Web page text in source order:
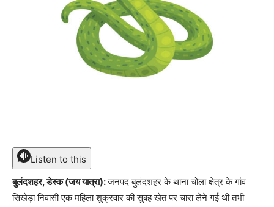
Listen to this
बुलंदशहर, डेस्क (जय यात्रा):जनपद बुलंदशहर के थाना चोला क्षेत्र के गांव
सिखेड़ा निवासी एक महिला शुक्रवार की सुबह खेत पर चारा लेने गई थी तभी